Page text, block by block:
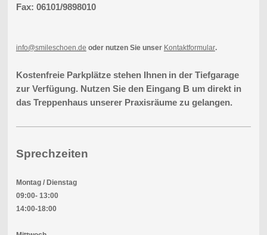
Fax: 06101/9898010
info@smileschoen.de oder nutzen Sie unser Kontaktformular.
Kostenfreie Parkplätze stehen Ihnen in der Tiefgarage
zur Verfügung. Nutzen Sie den Eingang B um direkt in
das Treppenhaus unserer Praxisräume zu gelangen.
Sprechzeiten
Montag / Dienstag
09:00- 13:00
14:00-18:00